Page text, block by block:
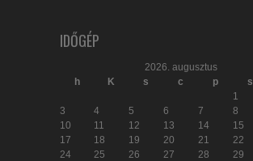
IDŐGÉP
2026. augusztus
h
K s c p s
1
3
4 5 6 7 8
10
11 12 13 14 15
17
18 19 20 21 22
24
25 26 27 28 29